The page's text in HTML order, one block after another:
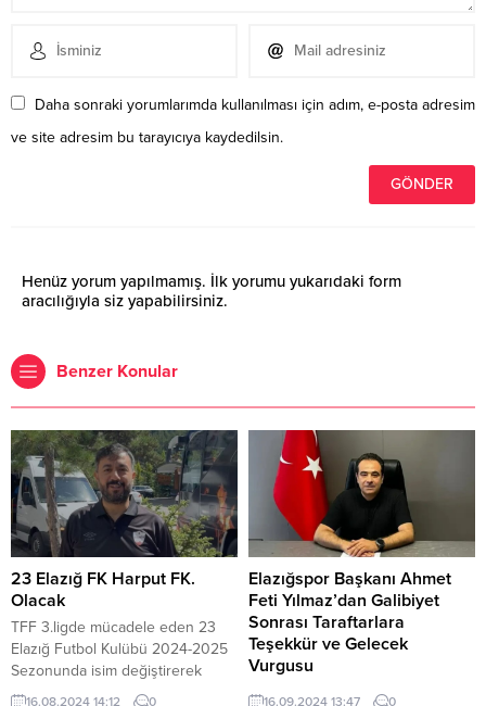
Daha sonraki yorumlarımda kullanılması için adım, e-posta adresim
ve site adresim bu tarayıcıya kaydedilsin.
Henüz yorum yapılmamış. İlk yorumu yukarıdaki form
aracılığıyla siz yapabilirsiniz.
Benzer Konular
23 Elazığ FK Harput FK.
Olacak
TFF 3.ligde mücadele eden 23
Elazığ Futbol Kulübü 2024-2025
Sezonunda isim değiştirerek
Harput FK. olarak ligde mücadele
16.08.2024 14:12 0
Elazığspor Başkanı Ahmet
Feti Yılmaz’dan Galibiyet
Sonrası Taraftarlara
Teşekkür ve Gelecek
Vurgusu
Elazığspor Başkanı Ahmet Feti
16.09.2024 13:47 0